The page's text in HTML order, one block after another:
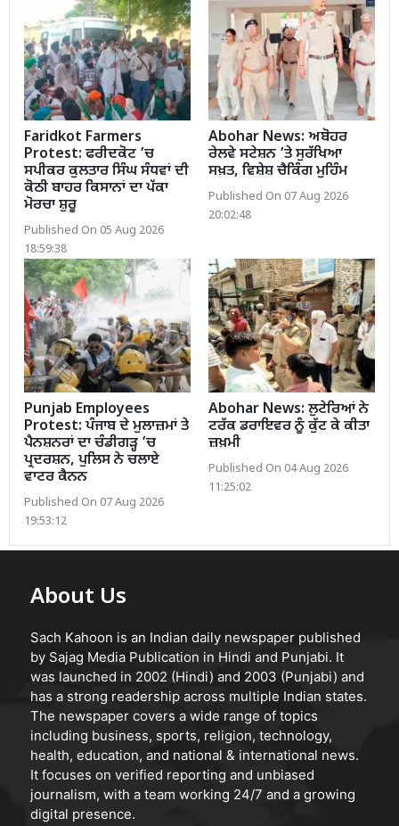
Faridkot Farmers
Protest: ਫਰੀਦਕੋਟ ’ਚ
ਸਪੀਕਰ ਕੁਲਤਾਰ ਸਿੰਘ ਸੰਧਵਾਂ ਦੀ
ਕੋਠੀ ਬਾਹਰ ਕਿਸਾਨਾਂ ਦਾ ਪੱਕਾ
ਮੋਰਚਾ ਸ਼ੁਰੂ
Published On 05 Aug 2026
18:59:38
Abohar News: ਅਬੋਹਰ
ਰੇਲਵੇ ਸਟੇਸ਼ਨ ’ਤੇ ਸੁਰੱਖਿਆ
ਸਖ਼ਤ, ਵਿਸ਼ੇਸ਼ ਚੈਕਿੰਗ ਮੁਹਿੰਮ
Published On 07 Aug 2026
20:02:48
Punjab Employees
Protest: ਪੰਜਾਬ ਦੇ ਮੁਲਾਜ਼ਮਾਂ ਤੇ
ਪੈਨਸ਼ਨਰਾਂ ਦਾ ਚੰਡੀਗੜ੍ਹ ’ਚ
ਪ੍ਰਦਰਸ਼ਨ, ਪੁਲਿਸ ਨੇ ਚਲਾਏ
ਵਾਟਰ ਕੈਨਨ
Published On 07 Aug 2026
19:53:12
Abohar News: ਲੁਟੇਰਿਆਂ ਨੇ
ਟਰੱਕ ਡਰਾਇਵਰ ਨੂੰ ਕੁੱਟ ਕੇ ਕੀਤਾ
ਜ਼ਖ਼ਮੀ
Published On 04 Aug 2026
11:25:02
About Us
Sach Kahoon is an Indian daily newspaper published
by Sajag Media Publication in Hindi and Punjabi. It
was launched in 2002 (Hindi) and 2003 (Punjabi) and
has a strong readership across multiple Indian states.
The newspaper covers a wide range of topics
including business, sports, religion, technology,
health, education, and national & international news.
It focuses on verified reporting and unbiased
journalism, with a team working 24/7 and a growing
digital presence.